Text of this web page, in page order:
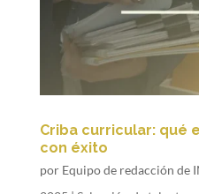
Criba curricular: qué
con éxito
por Equipo de redacción de